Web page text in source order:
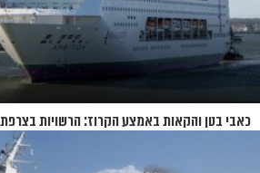
כאבי בטן והקאות באמצע הקרוז: הרשויות בצרפת